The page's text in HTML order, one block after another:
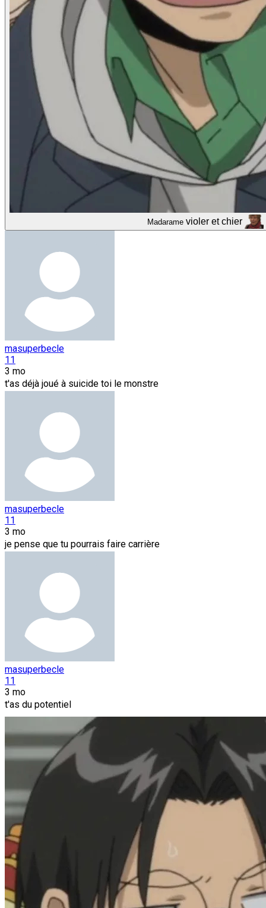
Madarame violer et chier
masuperbecle
11
3 mo
t'as déjà joué à suicide toi le monstre
masuperbecle
11
3 mo
je pense que tu pourrais faire carrière
masuperbecle
11
3 mo
t'as du potentiel